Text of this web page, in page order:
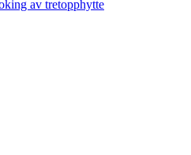
av tretopphytte